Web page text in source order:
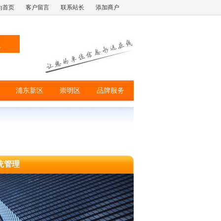
首页 客户留言 联系站长 添加商户
浦东新区 崇明区 品牌服务
管理